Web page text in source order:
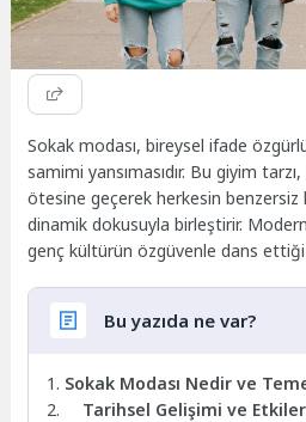
Sokak modası, bireysel ifade
samimi yansımasıdır. Bu giyim
ötesine geçerek herkesin
dinamik dokusuyla birleştirir.
genç kültürün özgüvenle dans ettiği
Bu yazıda ne var?
Sokak Modası Nedir ve
Tarihsel Gelişimi ve Etkiler